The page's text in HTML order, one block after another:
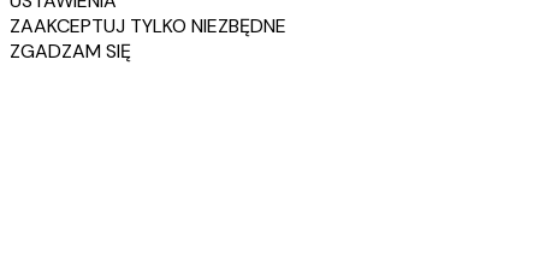
ZAAKCEPTUJ TYLKO NIEZBĘDNE
ZGADZAM SIĘ